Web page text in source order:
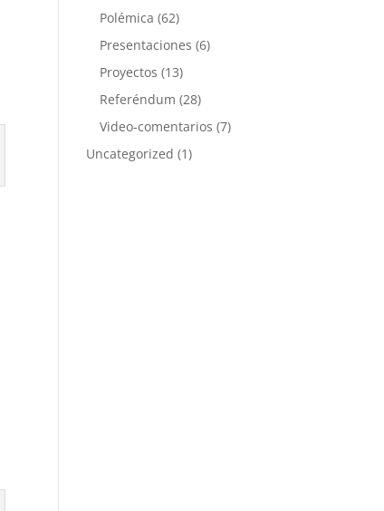
Polémica (62)
Presentaciones (6)
Proyectos (13)
Referéndum (28)
Video-comentarios (7)
Uncategorized (1)